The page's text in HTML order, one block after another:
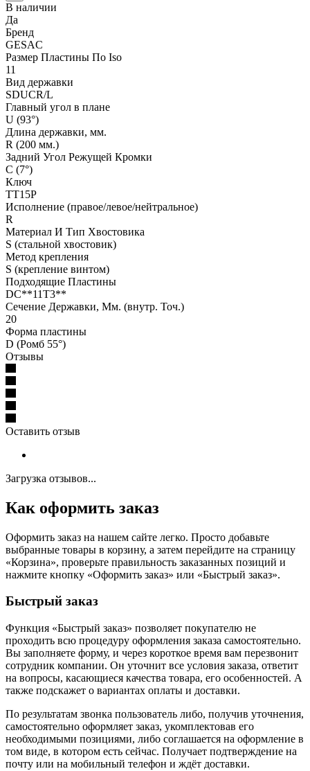
В наличии
Да
Бренд
GESAC
Размер Пластины По Iso
11
Вид державки
SDUCR/L
Главный угол в плане
U (93°)
Длина державки, мм.
R (200 мм.)
Задний Угол Режущей Кромки
C (7°)
Ключ
TT15P
Исполнение (правое/левое/нейтральное)
R
Материал И Тип Хвостовика
S (стальной хвостовик)
Метод крепления
S (крепление винтом)
Подходящие Пластины
DC**11T3**
Сечение Державки, Мм. (внутр. Точ.)
20
Форма пластины
D (Ромб 55°)
Отзывы
Оставить отзыв
Загрузка отзывов...
Как оформить заказ
Оформить заказ на нашем сайте легко. Просто добавьте
выбранные товары в корзину, а затем перейдите на страницу
«Корзина», проверьте правильность заказанных позиций и
нажмите кнопку «Оформить заказ» или «Быстрый заказ».
Быстрый заказ
Функция «Быстрый заказ» позволяет покупателю не
проходить всю процедуру оформления заказа самостоятельно.
Вы заполняете форму, и через короткое время вам перезвонит
сотрудник компании. Он уточнит все условия заказа, ответит
на вопросы, касающиеся качества товара, его особенностей. А
также подскажет о вариантах оплаты и доставки.
По результатам звонка пользователь либо, получив уточнения,
самостоятельно оформляет заказ, укомплектовав его
необходимыми позициями, либо соглашается на оформление в
том виде, в котором есть сейчас. Получает подтверждение на
почту или на мобильный телефон и ждёт доставки.